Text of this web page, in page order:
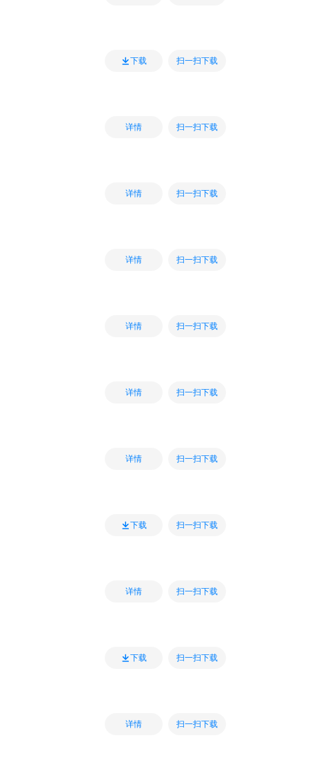
下载 扫一扫下载
详情 扫一扫下载
详情 扫一扫下载
详情 扫一扫下载
详情 扫一扫下载
详情 扫一扫下载
详情 扫一扫下载
下载 扫一扫下载
详情 扫一扫下载
下载 扫一扫下载
详情 扫一扫下载